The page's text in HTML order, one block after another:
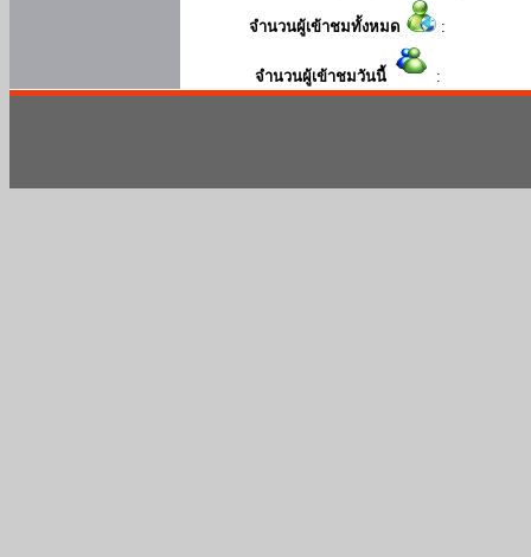
จำนวนผู้เข้าชมทั้งหมด :
จำนวนผู้เข้าชมวันนี้ :